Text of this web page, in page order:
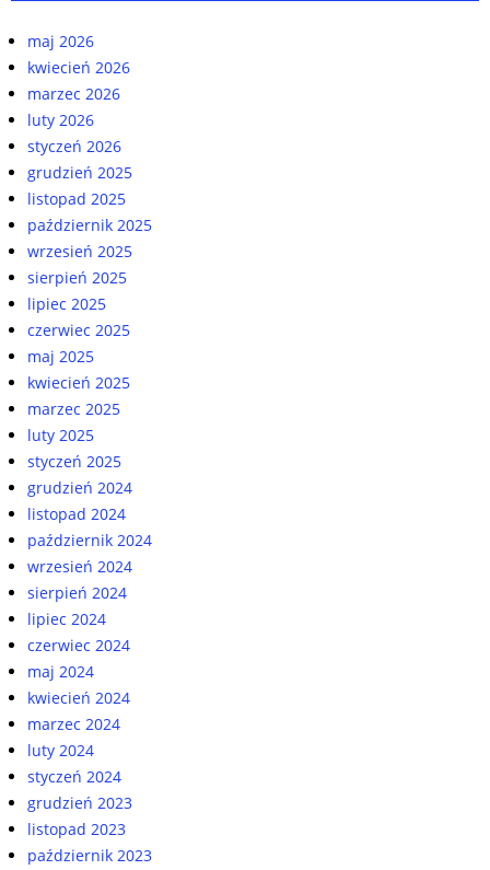
maj 2026
kwiecień 2026
marzec 2026
luty 2026
styczeń 2026
grudzień 2025
listopad 2025
październik 2025
wrzesień 2025
sierpień 2025
lipiec 2025
czerwiec 2025
maj 2025
kwiecień 2025
marzec 2025
luty 2025
styczeń 2025
grudzień 2024
listopad 2024
październik 2024
wrzesień 2024
sierpień 2024
lipiec 2024
czerwiec 2024
maj 2024
kwiecień 2024
marzec 2024
luty 2024
styczeń 2024
grudzień 2023
listopad 2023
październik 2023